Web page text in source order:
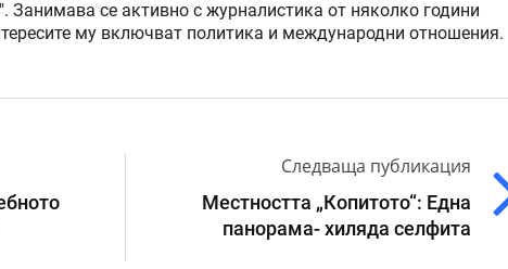
Занимава се активно с журналистика от няколко години
му включват политика и международни отношения.
Следваща публикация
Местността „Копитото“: Една
панорама- хиляда селфита